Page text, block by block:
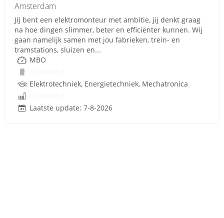
Amsterdam
Jij bent een elektromonteur met ambitie, jij denkt graag
na hoe dingen slimmer, beter en efficiënter kunnen. Wij
gaan namelijk samen met jou fabrieken, trein- en
tramstations, sluizen en...
MBO
Elektrotechniek, Energietechniek, Mechatronica
Laatste update: 7-8-2026